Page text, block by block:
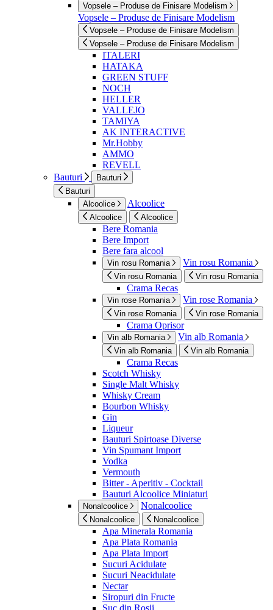
Vopsele – Produse de Finisare Modelism
Vopsele – Produse de Finisare Modelism
Vopsele – Produse de Finisare Modelism
Vopsele – Produse de Finisare Modelism
ITALERI
HATAKA
GREEN STUFF
NOCH
HELLER
VALLEJO
TAMIYA
AK INTERACTIVE
Mr.Hobby
AMMO
REVELL
Bauturi
Bauturi
Bauturi
Alcoolice
Alcoolice
Alcoolice Alcoolice
Bere Romania
Bere Import
Bere fara alcool
Vin rosu Romania Vin rosu Romania
Vin rosu Romania Vin rosu Romania
Crama Recas
Vin rose Romania Vin rose Romania
Vin rose Romania Vin rose Romania
Crama Oprisor
Vin alb Romania Vin alb Romania
Vin alb Romania Vin alb Romania
Crama Recas
Scotch Whisky
Single Malt Whisky
Whisky Cream
Bourbon Whisky
Gin
Liqueur
Bauturi Spirtoase Diverse
Vin Spumant Import
Vodka
Vermouth
Bitter - Aperitiv - Cocktail
Bauturi Alcoolice Miniaturi
Nonalcoolice Nonalcoolice
Nonalcoolice Nonalcoolice
Apa Minerala Romania
Apa Plata Romania
Apa Plata Import
Sucuri Acidulate
Sucuri Neacidulate
Nectar
Siropuri din Fructe